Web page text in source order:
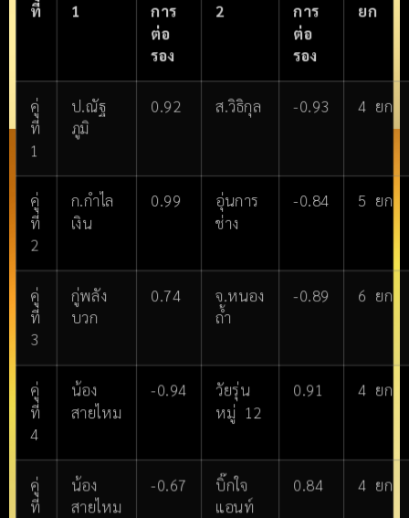
ที่
1
การ
ต่อ
รอง
2
การ
ต่อ
รอง
ยก
คู่
ที่
1
ป.ณัฐ
ภูมิ
0.92 ส.วิธิกุล -0.93 4 ยก
คู่
ที่
2
ก.กำไล
เงิน
0.99
อุ่นการ
ช่าง
-0.84 5 ยก
คู่
ที่
3
กู่พลัง
บวก
0.74
จ.หนอง
ถ้ำ
-0.89 6 ยก
คู่
ที่
4
น้อง
สายไหม
-0.94
วัยรุ่น
หมู่ 12
0.91 4 ยก
คู่
ที่
น้อง
สายไหม
-0.67
บิ๊กใจ
แอนท์
0.84 4 ยก